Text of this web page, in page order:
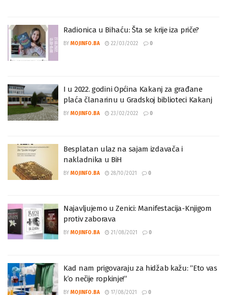
Radionica u Bihaću: Šta se krije iza priče?
BY MOJINFO.BA 22/03/2022 0
I u 2022. godini Općina Kakanj za građane
plaća članarinu u Gradskoj biblioteci Kakanj
BY MOJINFO.BA 23/02/2022 0
Besplatan ulaz na sajam izdavača i
nakladnika u BiH
BY MOJINFO.BA 28/10/2021 0
Najavljujemo u Zenici: Manifestacija-Knjigom
protiv zaborava
BY MOJINFO.BA 21/08/2021 0
Kad nam prigovaraju za hidžab kažu: “Eto vas
k’o nečije ropkinje!”
BY MOJINFO.BA 17/08/2021 0